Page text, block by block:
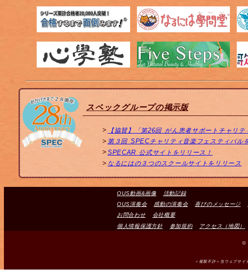
スペックグループの掲示版
【協賛】「第26回 がん患者サポートチャリテ
第３回 SPECチャリティ音楽フェスティバル
SPECAR 公式サイトをリリース！
なるにはの３つのスクールサイトをリリース
OUS動画&画像
活動記録
OUS演奏会
感動の演奏会 喜びのメッセージ
お問合わせ
会社概要
個人情報保護方針
参加規約 アクセス（地図）
©
＜複製不許＞当ウェブサ